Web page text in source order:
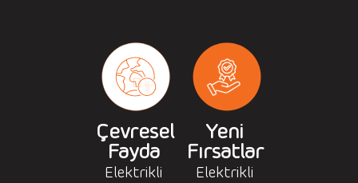
Çevresel
Fayda
Elektrikli
Yeni
Fırsatlar
Elektrikli